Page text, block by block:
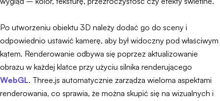
Po utworzeniu obiektu 3D należy dodać go do sceny i
odpowiednio ustawić kamerę, aby był widoczny pod właściwym
kątem. Renderowanie odbywa się poprzez aktualizowanie
obrazu w każdej klatce przy użyciu silnika renderującego
WebGL. Three.js automatycznie zarządza wieloma aspektami
renderowania, co sprawia, że można skupić się na wizualnych i